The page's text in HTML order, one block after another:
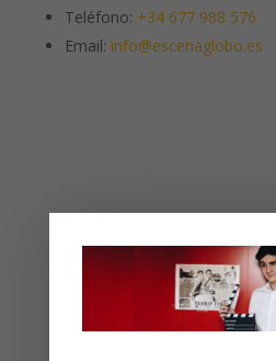
Teléfono: +34 677 988 576
Email: info@escenaglobo.es